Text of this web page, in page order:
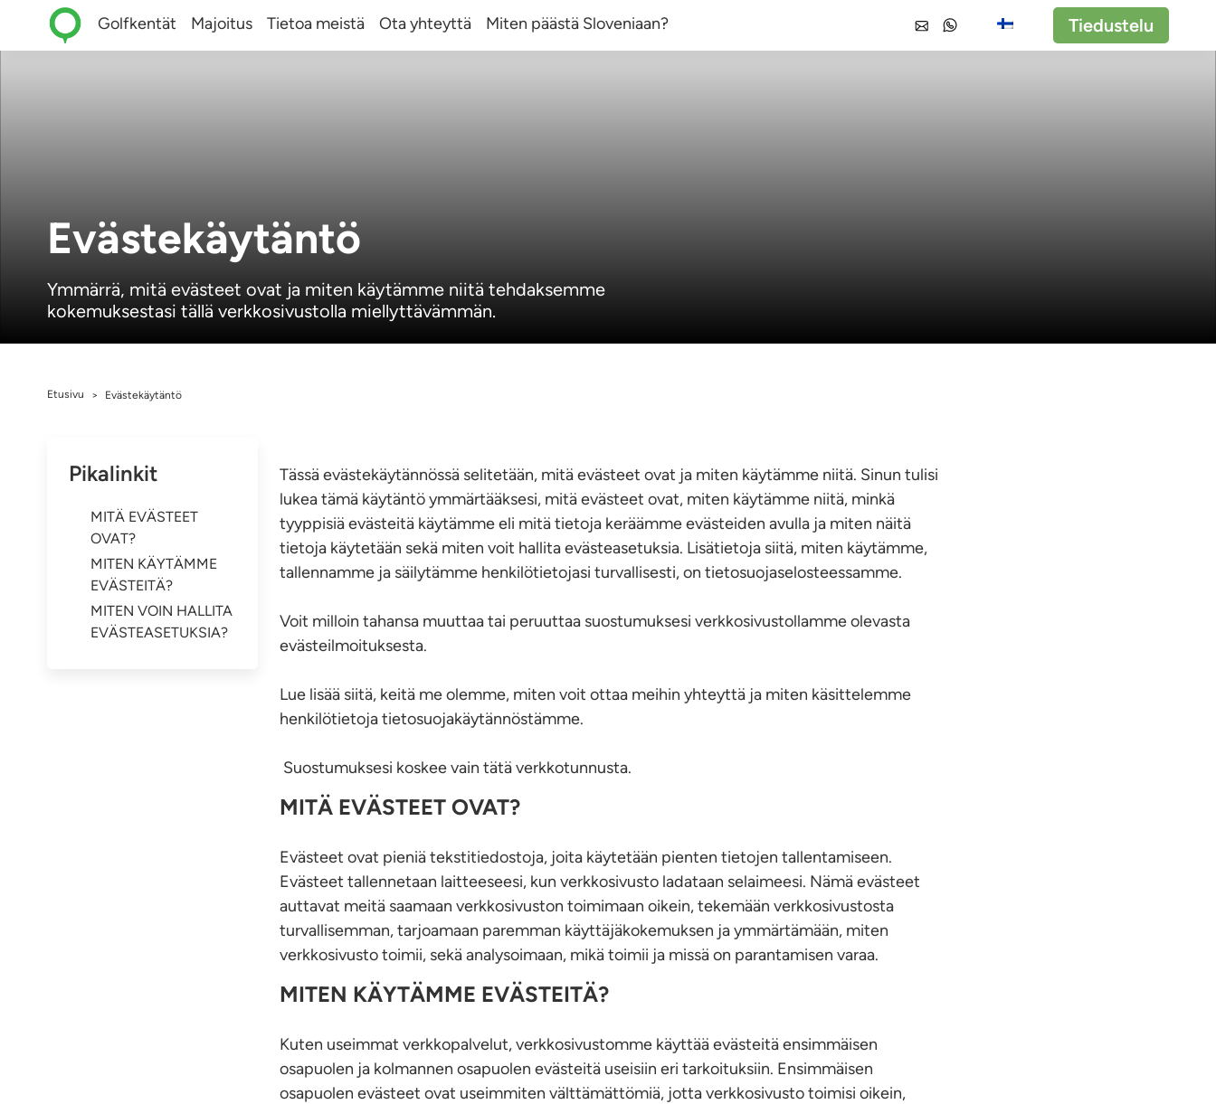
Golfkentät Majoitus Tietoa meistä Ota yhteyttä Miten päästä Sloveniaan? Tiedustelu
Evästekäytäntö
Ymmärrä, mitä evästeet ovat ja miten käytämme niitä tehdaksemme
kokemuksestasi tällä verkkosivustolla miellyttävämmän.
Etusivu > Evästekäytäntö
Pikalinkit
MITÄ EVÄSTEET
OVAT?
MITEN KÄYTÄMME
EVÄSTEITÄ?
MITEN VOIN HALLITA
EVÄSTEASETUKSIA?
Tässä evästekäytännössä selitetään, mitä evästeet ovat ja miten käytämme niitä. Sinun tulisi
lukea tämä käytäntö ymmärtääksesi, mitä evästeet ovat, miten käytämme niitä, minkä
tyyppisiä evästeitä käytämme eli mitä tietoja keräämme evästeiden avulla ja miten näitä
tietoja käytetään sekä miten voit hallita evästeasetuksia. Lisätietoja siitä, miten käytämme,
tallennamme ja säilytämme henkilötietojasi turvallisesti, on tietosuojaselosteessamme.
Voit milloin tahansa muuttaa tai peruuttaa suostumuksesi verkkosivustollamme olevasta
evästeilmoituksesta.
Lue lisää siitä, keitä me olemme, miten voit ottaa meihin yhteyttä ja miten käsittelemme
henkilötietoja tietosuojakäytännöstämme.
Suostumuksesi koskee vain tätä verkkotunnusta.
MITÄ EVÄSTEET OVAT?
Evästeet ovat pieniä tekstitiedostoja, joita käytetään pienten tietojen tallentamiseen.
Evästeet tallennetaan laitteeseesi, kun verkkosivusto ladataan selaimeesi. Nämä evästeet
auttavat meitä saamaan verkkosivuston toimimaan oikein, tekemään verkkosivustosta
turvallisemman, tarjoamaan paremman käyttäjäkokemuksen ja ymmärtämään, miten
verkkosivusto toimii, sekä analysoimaan, mikä toimii ja missä on parantamisen varaa.
MITEN KÄYTÄMME EVÄSTEITÄ?
Kuten useimmat verkkopalvelut, verkkosivustomme käyttää evästeitä ensimmäisen
osapuolen ja kolmannen osapuolen evästeitä useisiin eri tarkoituksiin. Ensimmäisen
osapuolen evästeet ovat useimmiten välttämättömiä, jotta verkkosivusto toimisi oikein,